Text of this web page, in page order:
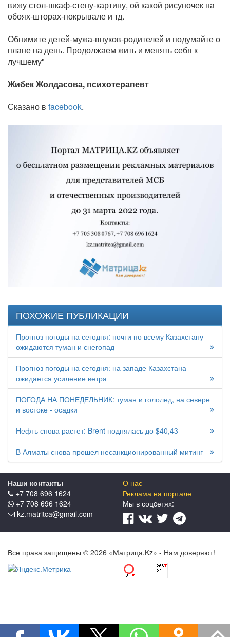
вижу стол-шкаф-стену-картину, ой какой рисуночек на
обоях-шторах-покрывале и тд.
Обнимите детей-мужа-внуков-родителей и подумайте о
плане на день. Продолжаем жить и менять себя к
лучшему"
Жибек Жолдасова, психотерапевт
Сказано в facebook.
ПОХОЖИЕ ПУБЛИКАЦИИ
Прогноз погоды на сегодня: почти по всему Казахстану
ожидаются туман и снегопад
Прогноз погоды на сегодня: на западе Казахстана
ожидается усиление ветра
ПОГОДА НА ПОНЕДЕЛЬНИК: туман и гололед, на севере
и востоке - осадки
Нефть снова растет: Brent поднялась до $40,43
В Алматы снова прошел несанкционированный митинг
Наши контакты
+7 708 696 1624
+7 708 696 1624
kz.matritca@gmail.com
О нас
Реклама на портале
Мы в соцcетях:
Все права защищены © 2026 «Матрица.Kz» - Нам доверяют!